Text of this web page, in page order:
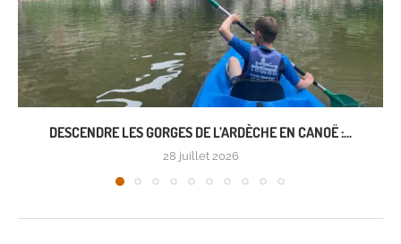
DESCENDRE LES GORGES DE L’ARDÈCHE EN CANOË :...
28 juillet 2026